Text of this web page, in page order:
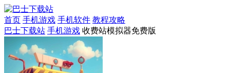
首页 手机游戏 手机软件 教程攻略
巴士下载站 手机游戏 收费站模拟器免费版